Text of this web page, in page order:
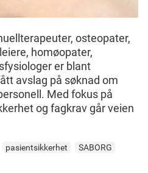
osteopater,
homøopater,
er blant
avslag på søknad om
Med fokus på
og fagkrav går veien
pasientsikkerhet SABORG